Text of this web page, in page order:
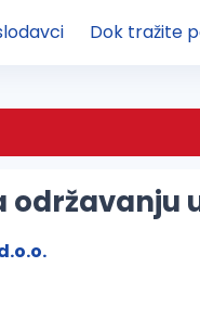
Dok tražite
održavanju